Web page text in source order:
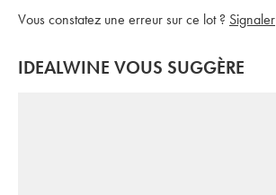
Vous constatez une erreur sur ce lot ? Signaler
IDEALWINE VOUS SUGGÈRE